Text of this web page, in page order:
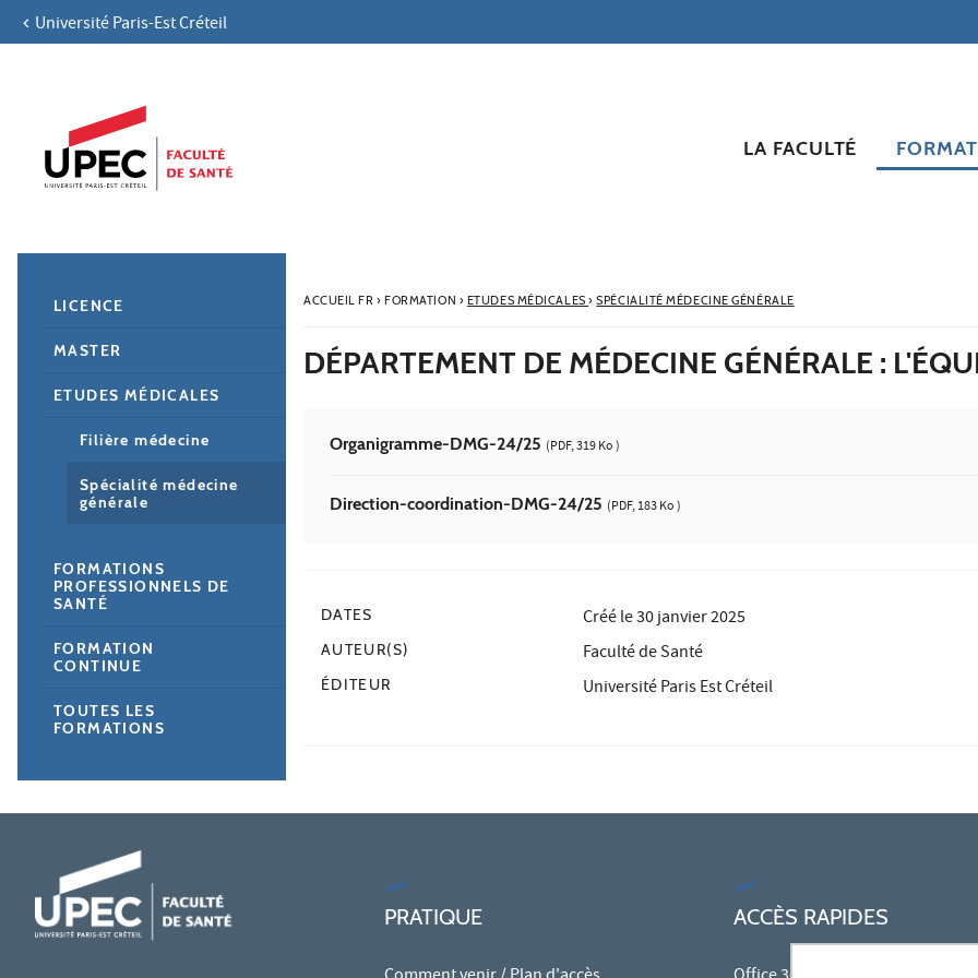
Aller au contenu
Navigation secondaire
Université Paris-Est Créteil
LA FACULTÉ
ACCUEIL FR› FORMATION › ETUDES MÉDICALES› SPÉCIALITÉ MÉDECINE GÉNÉRALE
DÉPARTEMENT DE MÉDECINE GÉNÉRALE :
Organigramme-DMG-24/25 (PDF, 319 Ko )
Direction-coordination-DMG-24/25 (PDF, 183 Ko )
DATES Créé le30 janvier 2025
AUTEUR(S) Faculté de Santé
ÉDITEUR Université Paris Est Créteil
LICENCE
MASTER
ETUDES MÉDICALES
Filière médecine
Spécialité médecine
générale
FORMATIONS
PROFESSIONNELS DE
SANTÉ
FORMATION
CONTINUE
TOUTES LES
FORMATIONS
PRATIQUE ACCÈS RAPIDES